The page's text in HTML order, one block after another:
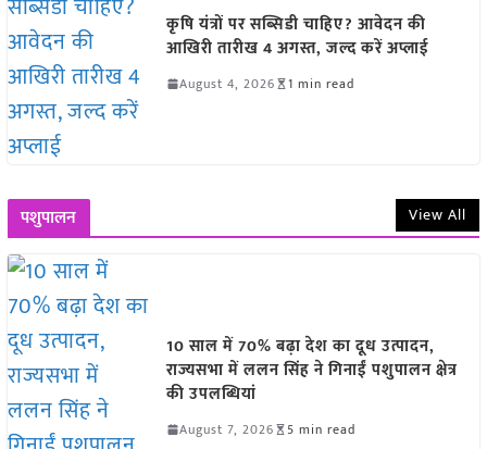
कृषि यंत्रों पर सब्सिडी चाहिए? आवेदन की
आखिरी तारीख 4 अगस्त, जल्द करें अप्लाई
August 4, 2026 1 min read
पशुपालन View All
10 साल में 70% बढ़ा देश का दूध उत्पादन,
राज्यसभा में ललन सिंह ने गिनाईं पशुपालन क्षेत्र
की उपलब्धियां
August 7, 2026 5 min read